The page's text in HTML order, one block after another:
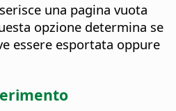
una pagina vuota
opzione determina se
essere esportata oppure